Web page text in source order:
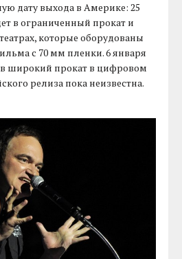
дату выхода в Америке: 25
в ограниченный прокат и
которые оборудованы
с 70 мм пленки. 6 января
широкий прокат в цифровом
релиза пока неизвестна.